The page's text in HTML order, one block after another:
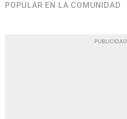
POPULAR EN LA COMUNIDAD
PUBLICIDAD